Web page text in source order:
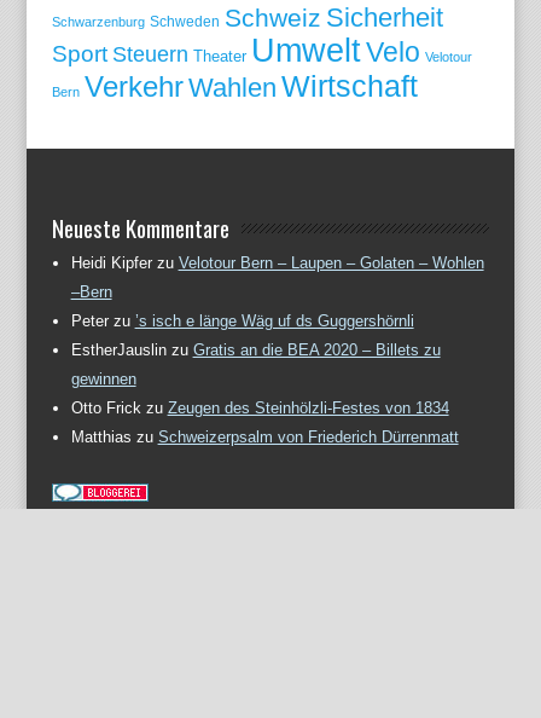
Schwarzenburg Schweden Schweiz Sicherheit
Sport Steuern Theater UmweltVelo Velotour
Bern VerkehrWahlen Wirtschaft
Neueste Kommentare
Heidi Kipferzu Velotour Bern – Laupen – Golaten – Wohlen
–Bern
Peterzu ’s isch e länge Wäg uf ds Guggershörnli
EstherJauslinzu Gratis an die BEA 2020 – Billets zu
gewinnen
Otto Frick zu Zeugen des Steinhölzli-Festes von 1834
Matthias zu Schweizerpsalm von Friederich Dürrenmatt